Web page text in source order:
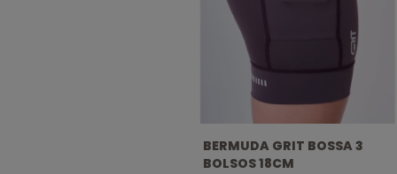
BERMUDA GRIT BOSSA 3
BOLSOS 18CM